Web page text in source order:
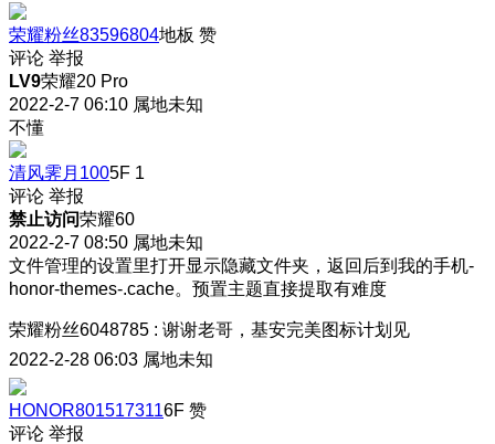
荣耀粉丝83596804地板 赞
评论 举报
LV9荣耀20 Pro
2022-2-7 06:10 属地未知
不懂
清风霁月1005F 1
评论 举报
禁止访问荣耀60
2022-2-7 08:50 属地未知
文件管理的设置里打开显示隐藏文件夹，返回后到我的手机-
honor-themes-.cache。预置主题直接提取有难度
荣耀粉丝6048785 : 谢谢老哥，基安完美图标计划见
2022-2-28 06:03 属地未知
HONOR8015173116F 赞
评论 举报